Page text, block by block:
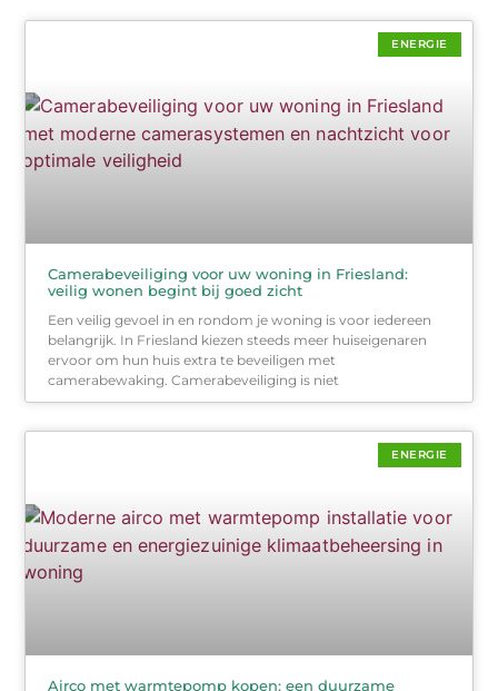
ENERGIE
Camerabeveiliging voor uw woning in Friesland:
veilig wonen begint bij goed zicht
Een veilig gevoel in en rondom je woning is voor iedereen
belangrijk. In Friesland kiezen steeds meer huiseigenaren
ervoor om hun huis extra te beveiligen met
camerabewaking. Camerabeveiliging is niet
ENERGIE
Airco met warmtepomp kopen: een duurzame